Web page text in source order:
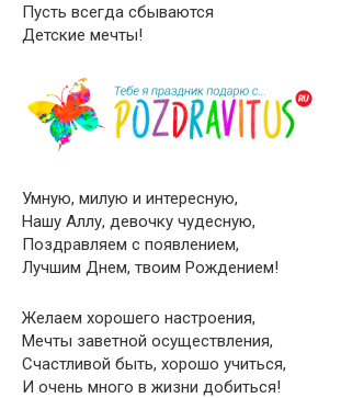
Пусть всегда сбываются
Детские мечты!
Умную, милую и интересную,
Нашу Аллу, девочку чудесную,
Поздравляем с появлением,
Лучшим Днем, твоим Рождением!
Желаем хорошего настроения,
Мечты заветной осуществления,
Счастливой быть, хорошо учиться,
И очень много в жизни добиться!